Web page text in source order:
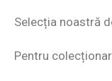
Selecția noastră
Pentru